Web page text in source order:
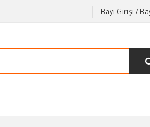
Bayi Girişi /